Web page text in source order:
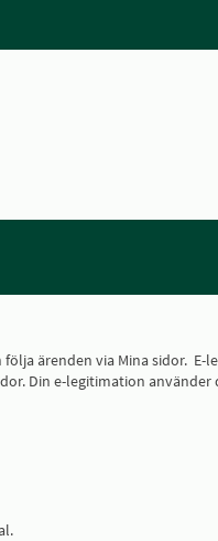
ärenden via Mina sidor.
Din e-legitimation